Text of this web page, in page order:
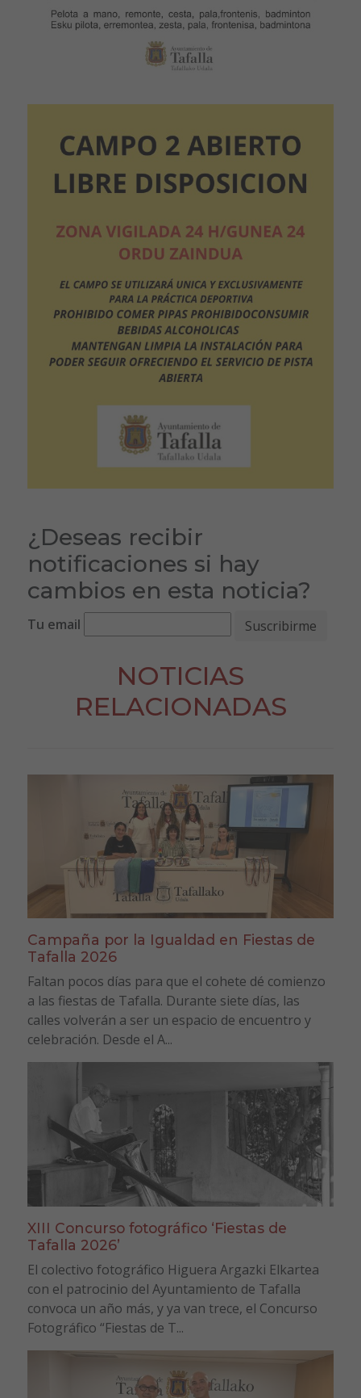
¿Deseas recibir
notificaciones si hay
cambios en esta noticia?
Tu email
NOTICIAS
RELACIONADAS
Campaña por la Igualdad en Fiestas de
Tafalla 2026
Faltan pocos días para que el cohete dé comienzo
a las fiestas de Tafalla. Durante siete días, las
calles volverán a ser un espacio de encuentro y
celebración. Desde el A...
XIII Concurso fotográfico ‘Fiestas de
Tafalla 2026’
El colectivo fotográfico Higuera Argazki Elkartea
con el patrocinio del Ayuntamiento de Tafalla
convoca un año más, y ya van trece, el Concurso
Fotográfico “Fiestas de T...